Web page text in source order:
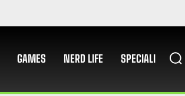
GAMES NERD LIFE SPECIALI